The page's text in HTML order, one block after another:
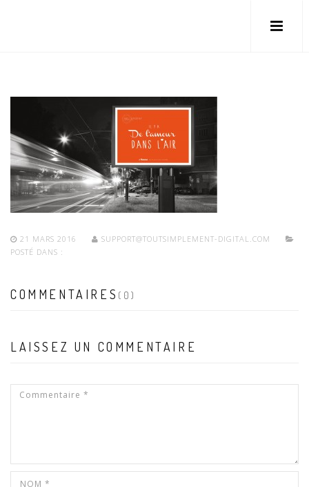
21 MARS 2016
SUPPORT@TOUTSIMPLEMENT-DIGITAL.COM
POSTÉ DANS :
COMMENTAIRES (0)
LAISSEZ UN COMMENTAIRE